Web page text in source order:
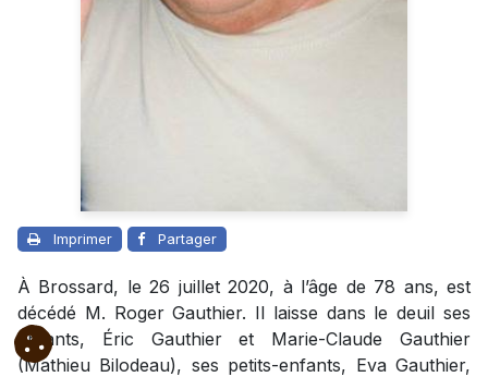
Imprimer Partager
À Brossard, le 26 juillet 2020, à l’âge de 78 ans, est
décédé M. Roger Gauthier. Il laisse dans le deuil ses
enfants, Éric Gauthier et Marie-Claude Gauthier
(Mathieu Bilodeau), ses petits-enfants, Eva Gauthier,